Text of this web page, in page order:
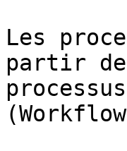
Les
partir